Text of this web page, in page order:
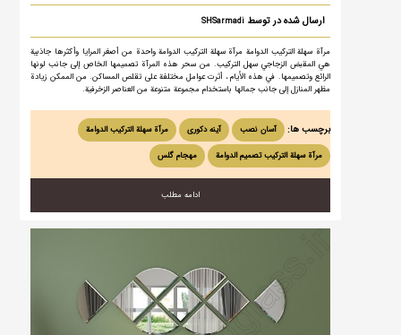
ارسال شده در توسطSHSarmadi
مرآة سهلة التركيب الدوامة مرآة سهلة التركيب الدوامة واحدة من أصغر المرايا وأكثرها جاذبية
هي المقبض الزجاجي سهل التركيب. من سحر هذه المرآة تصميمها الخاص إلى جانب لونها
الرائع وتصميمها. في هذه الأيام ، أثرت عوامل مختلفة على تقلص المساكن. من الممكن زيادة
مظهر المنازل إلى جانب جمالها باستخدام مجموعة متنوعة من العناصر الزخرفية.
برچسب ها: آسان نصب آینه دکوری مرآة سهلة التركيب الدوامة
مرآة سهلة التركيب تصمیم الدوامة مهجام گلس
ادامه مطلب